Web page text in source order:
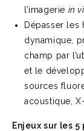
l’imagerie in
Dépasser
dynamique,
champ par
et le
sources
acoustique,
Enjeux sur les